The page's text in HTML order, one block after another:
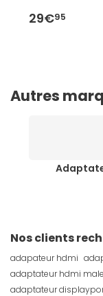
29€95
Autres
Nos clients
adapateur hdmi
adaptateur hdmi
adaptateur